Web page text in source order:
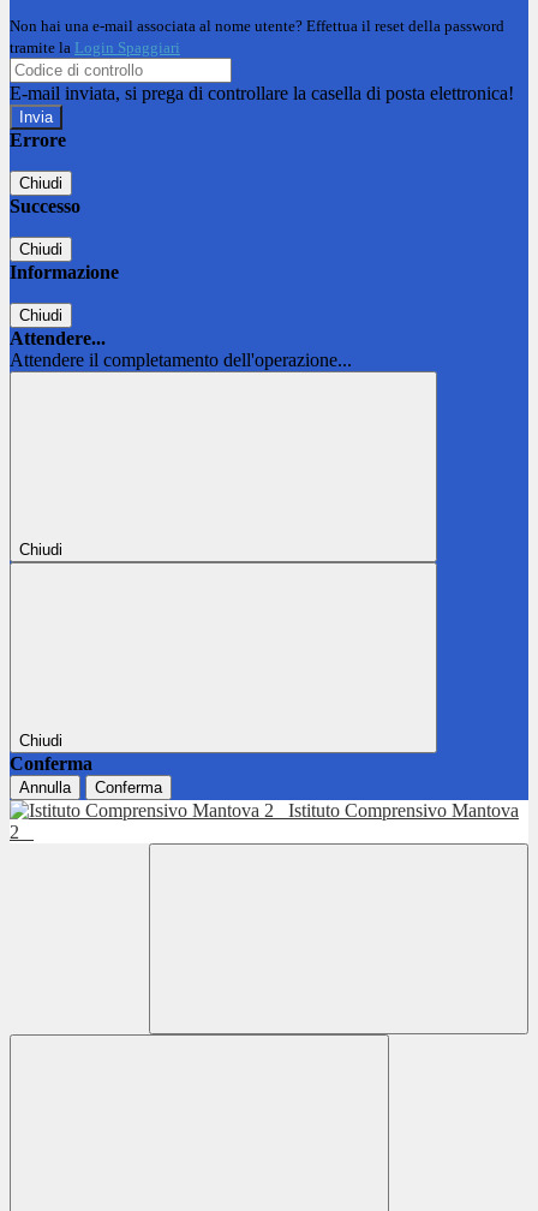
Non hai una e-mail associata al nome utente? Effettua il reset della password
tramite la Login Spaggiari
E-mail inviata, si prega di controllare la casella di posta elettronica!
Errore
Chiudi
Successo
Chiudi
Informazione
Chiudi
Attendere...
Attendere il completamento dell'operazione...
Chiudi
Chiudi
Conferma
Annulla Conferma
Istituto Comprensivo Mantova
2